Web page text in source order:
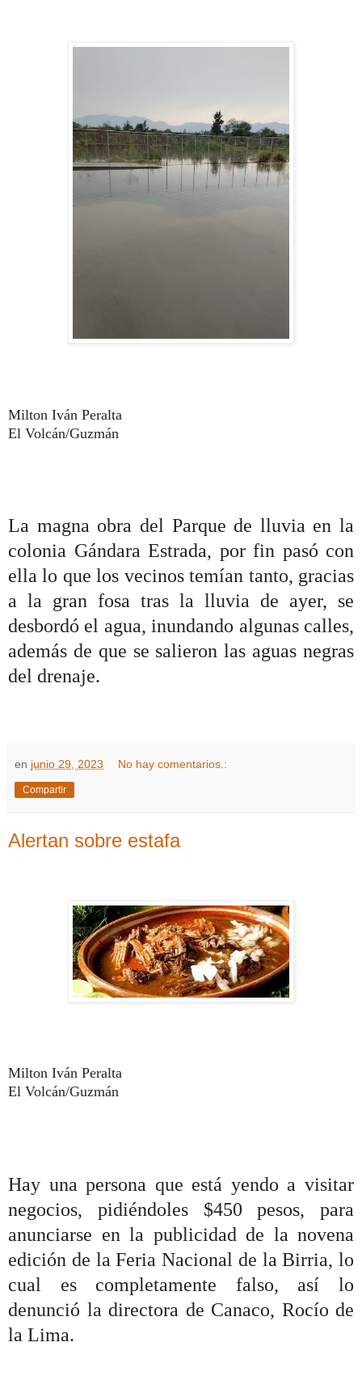
Milton Iván Peralta
El Volcán/Guzmán
La magna obra del Parque de lluvia en la
colonia Gándara Estrada, por fin pasó con
ella lo que los vecinos temían tanto, gracias
a la gran fosa tras la lluvia de ayer, se
desbordó el agua, inundando algunas calles,
además de que se salieron las aguas negras
del drenaje.
en junio 29, 2023 No hay comentarios.:
Compartir
Alertan sobre estafa
Milton Iván Peralta
El Volcán/Guzmán
Hay una persona que está yendo a visitar
negocios, pidiéndoles $450 pesos, para
anunciarse en la publicidad de la novena
edición de la Feria Nacional de la Birria, lo
cual es completamente falso, así lo
denunció la directora de Canaco, Rocío de
la Lima.